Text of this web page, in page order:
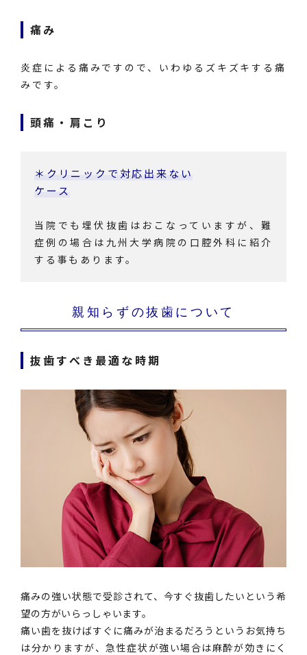
痛み
炎症による痛みですので、いわゆるズキズキする痛
みです。
頭痛・肩こり
＊クリニックで対応出来ない
ケース
当院でも埋伏抜歯はおこなっていますが、難
症例の場合は九州大学病院の口腔外科に紹介
する事もあります。
親知らずの抜歯について
抜歯すべき最適な時期
痛みの強い状態で受診されて、今すぐ抜歯したいという希
望の方がいらっしゃいます。
痛い歯を抜けばすぐに痛みが治まるだろうというお気持ち
は分かりますが、急性症状が強い場合は麻酔が効きにく